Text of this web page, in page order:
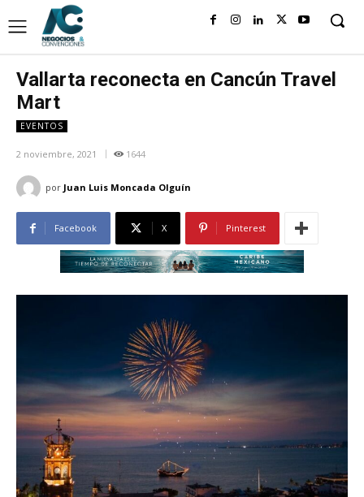
Vallarta reconecta en Cancún Travel
Mart
EVENTOS
2 noviembre, 2021 1644
por Juan Luis Moncada Olguín
Facebook X Pinterest